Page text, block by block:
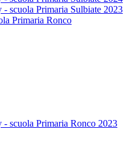
- scuola Primaria Sulbiate 2023
Primaria Ronco
- scuola Primaria Ronco 2023